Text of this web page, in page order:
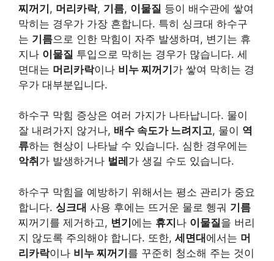
찌꺼기, 머리카락, 기름, 이물질 등이 배수관에 쌓여
막히는 경우가 가장 흔합니다. 특히 싱크대 하수구
는 기름으로 인한 막힘이 자주 발생하며, 변기는 휴
지나 이물질 투입으로 막히는 경우가 많습니다. 세
면대는 머리카락이나 비누 찌꺼기가 쌓여 막히는 경
우가 대부분입니다.
하수구 막힘 증상은 여러 가지가 나타납니다. 물이
잘 내려가지 않거나, 배수 속도가 느려지고, 물이 역
류하는 현상이 나타날 수 있습니다. 심한 경우에는
악취 가 발생하거나 벌레 가 생길 수도 있습니다.
하수구 막힘을 예방하기 위해서는 평소 관리가 중요
합니다. 싱크대 사용 후에는 뜨거운 물로 헹궈 기름
찌꺼기를 제거하고, 변기에는 휴지나 이물질을 버리
지 않도록 주의해야 합니다. 또한, 세면대에서는 머
리카락이나 비누 찌꺼기를 꾸준히 청소해 주는 것이